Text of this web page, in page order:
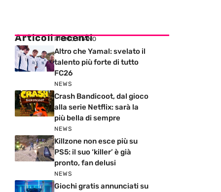
Articoli recenti
PRIMO PIANO
Altro che Yamal: svelato il
talento più forte di tutto
FC26
NEWS
Crash Bandicoot, dal gioco
alla serie Netflix: sarà la
più bella di sempre
NEWS
Killzone non esce più su
PS5: il suo ‘killer’ è già
pronto, fan delusi
NEWS
Giochi gratis annunciati su